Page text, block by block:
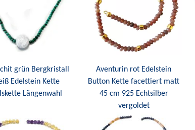
grün Bergkristall
Edelstein Kette
Längenwahl
Aventurin rot Edelstein
Button Kette facettiert matt
45 cm 925 Echtsilber
vergoldet